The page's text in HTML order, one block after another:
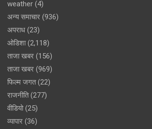
weather (4)
अन्य समाचार (936)
अपराध (23)
ओडिशा(2,118)
ताजा खबर (156)
ताजा खबर (969)
फिल्म जगत(22)
राजनीति(277)
वीडियो(25)
व्यापार (36)